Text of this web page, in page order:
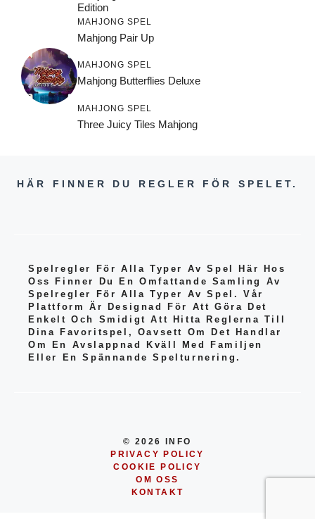
Edition
MAHJONG SPEL
Mahjong Pair Up
MAHJONG SPEL
Mahjong Butterflies Deluxe
MAHJONG SPEL
Three Juicy Tiles Mahjong
HÄR FINNER DU REGLER FÖR SPELET.
Spelregler För Alla Typer Av Spel Här Hos
Oss Finner Du En Omfattande Samling Av
Spelregler För Alla Typer Av Spel. Vår
Plattform Är Designad För Att Göra Det
Enkelt Och Smidigt Att Hitta Reglerna Till
Dina Favoritspel, Oavsett Om Det Handlar
Om En Avslappnad Kväll Med Familjen
Eller En Spännande Spelturnering.
© 2026 INFO
PRIVACY POLICY
COOKIE POLICY
OM OSS
KONTAKT